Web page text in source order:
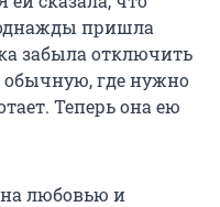
пришла
забыла отключить
обычную, где нужно
Теперь она ею
любовью и